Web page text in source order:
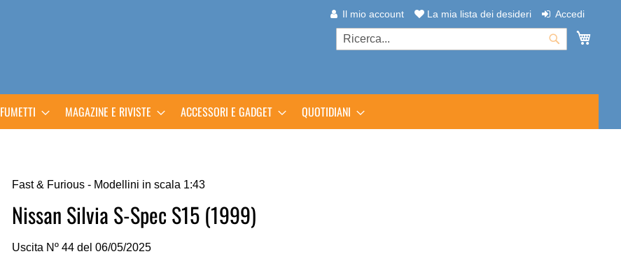
Il mio account La mia lista dei desideri Accedi
Cerca
FUMETTI MAGAZINE E RIVISTE ACCESSORI E GADGET QUOTIDIANI
Fast & Furious - Modellini in scala 1:43
Nissan Silvia S-Spec S15 (1999)
Uscita Nº 44 del 06/05/2025